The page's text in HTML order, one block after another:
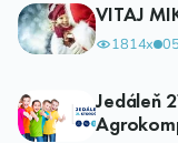
VITAJ
1814x
Jedáleň